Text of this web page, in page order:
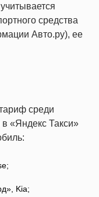
средства
Авто.ру), ее
среди
«Яндекс Такси»
Kia;